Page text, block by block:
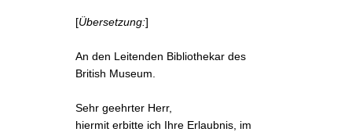
[Übersetzung:]
An den Leitenden Bibliothekar des
British Museum.
Sehr geehrter Herr,
hiermit erbitte ich Ihre Erlaubnis, im